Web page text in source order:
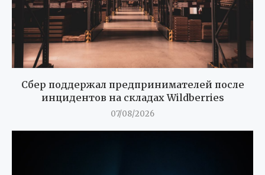
Сбер поддержал предпринимателей после
инцидентов на складах Wildberries
07/08/2026